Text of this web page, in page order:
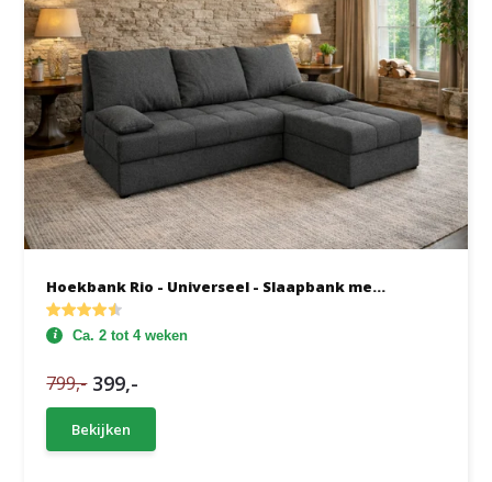
Hoekbank Rio - Universeel - Slaapbank me...
Ca. 2 tot 4 weken
799,- 399,-
Bekijken